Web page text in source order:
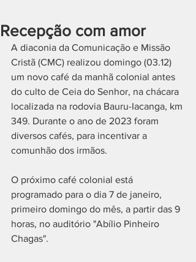
Recepção com amor
A diaconia da Comunicação e Missão
Cristã (CMC) realizou domingo (03.12)
um novo café da manhã colonial antes
do culto de Ceia do Senhor, na chácara
localizada na rodovia Bauru-Iacanga, km
349. Durante o ano de 2023 foram
diversos cafés, para incentivar a
comunhão dos irmãos.
O próximo café colonial está
programado para o dia 7 de janeiro,
primeiro domingo do mês, a partir das 9
horas, no auditório "Abílio Pinheiro
Chagas".